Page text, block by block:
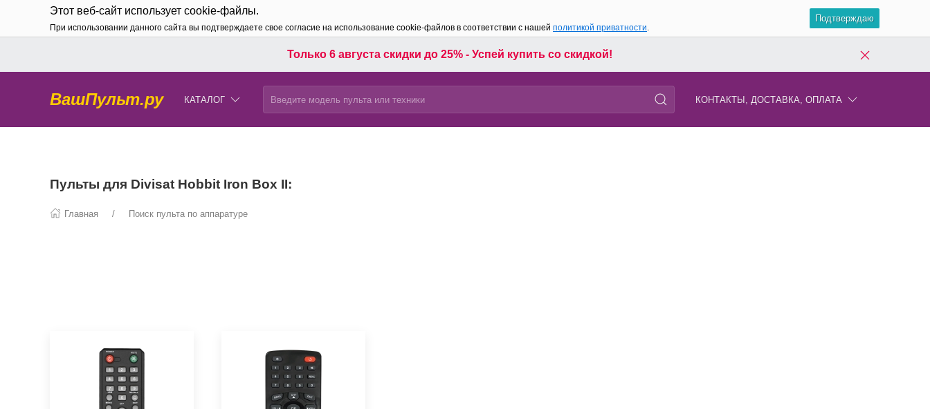
Этот веб-сайт использует cookie-файлы.
При использовании данного сайта вы подтверждаете свое согласие на использование cookie-файлов в соответствии с нашей политикой приватности.
Подтверждаю
Только 6 августа скидки до 25% - Успей купить со скидкой!
ВашПульт.ру КАТАЛОГ КОНТАКТЫ, ДОСТАВКА, ОПЛАТА
Пульты для Divisat Hobbit Iron Box II:
Главная Поиск пульта по аппаратуре